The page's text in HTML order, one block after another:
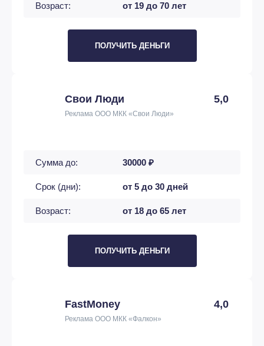
Возраст: от 19 до 70 лет
ПОЛУЧИТЬ ДЕНЬГИ
Свои Люди 5,0
Реклама ООО МКК «Свои Люди»
Сумма до: 30000 ₽
Срок (дни): от 5 до 30 дней
Возраст: от 18 до 65 лет
ПОЛУЧИТЬ ДЕНЬГИ
FastMoney 4,0
Реклама ООО МКК «Фалкон»